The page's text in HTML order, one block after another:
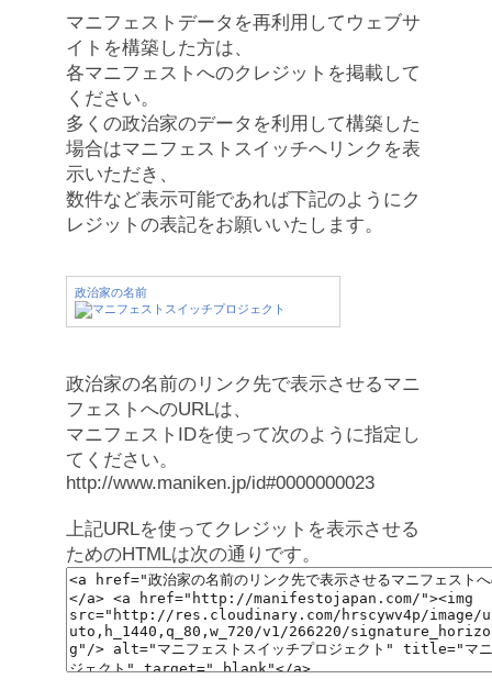
マニフェストデータを再利用してウェブサ
イトを構築した方は、
各マニフェストへのクレジットを掲載して
ください。
多くの政治家のデータを利用して構築した
場合はマニフェストスイッチへリンクを表
示いただき、
数件など表示可能であれば下記のようにク
レジットの表記をお願いいたします。
政治家の名前
政治家の名前のリンク先で表示させるマニ
フェストへのURLは、
マニフェストIDを使って次のように指定し
てください。
http://www.maniken.jp/id#0000000023
上記URLを使ってクレジットを表示させる
ためのHTMLは次の通りです。